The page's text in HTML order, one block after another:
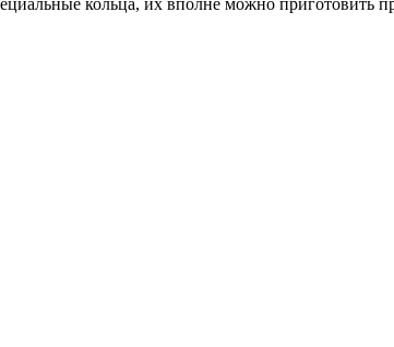
кольца, их вполне можно приготовить